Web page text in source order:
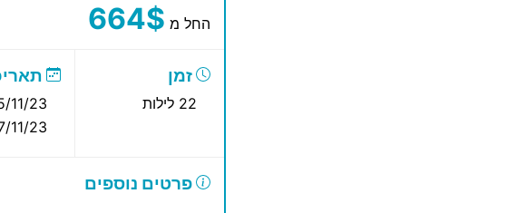
החל מ 664$
זמן
22 לילות
05/11/23
27/11/23
פרטים נוספים